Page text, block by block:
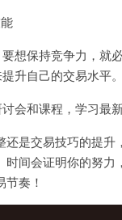
想保持竞争力，就
升自己的交易水平。
会和课程，学习最
还是交易技巧的提
时间会证明你的努
奏！